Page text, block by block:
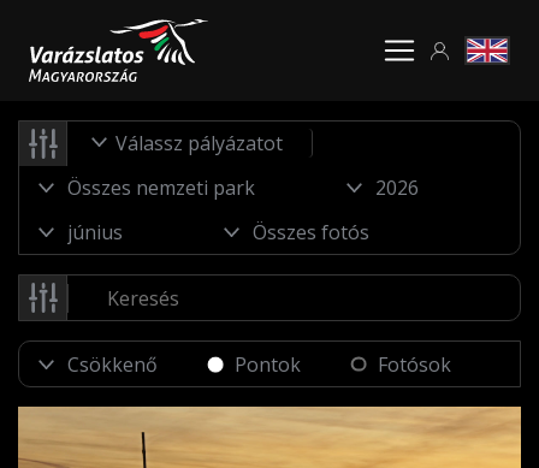
Válassz pályázatot
Pontok Fotósok